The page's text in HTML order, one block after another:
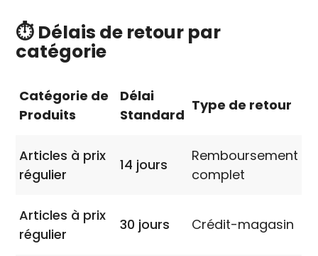
⏱️ Délais de retour par
catégorie
Catégorie de
Produits
Délai
Standard
Type de retour
Articles à prix
régulier
14 jours
Remboursement
complet
Articles à prix
régulier
30 jours Crédit-magasin